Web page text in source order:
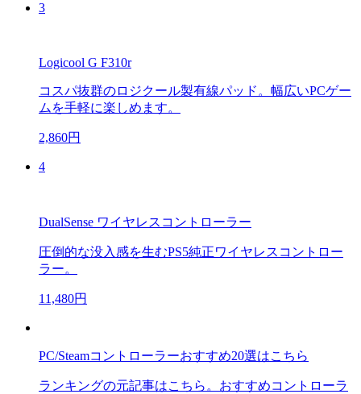
3
Logicool G F310r
コスパ抜群のロジクール製有線パッド。幅広いPCゲー
ムを手軽に楽しめます。
2,860円
4
DualSense ワイヤレスコントローラー
圧倒的な没入感を生むPS5純正ワイヤレスコントロー
ラー。
11,480円
PC/Steamコントローラーおすすめ20選はこちら
ランキングの元記事はこちら。おすすめコントローラ